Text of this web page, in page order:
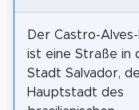
Der Castro-
ist eine Straße in
Stadt Salvador,
Hauptstadt des